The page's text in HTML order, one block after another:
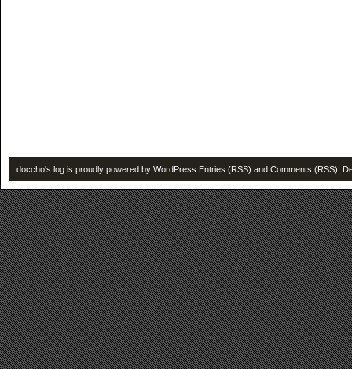
doccho's log is proudly powered by WordPress Entries (RSS) and Comments (RSS) .